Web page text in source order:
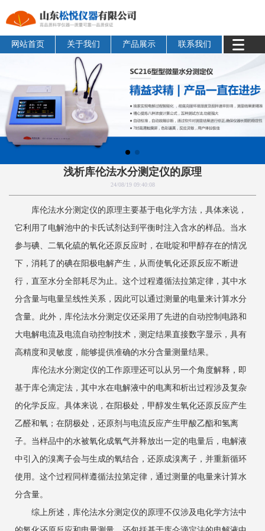
网站首页 关于我们 产品展示 联系我们
浅析库伦法水分测定仪的原理
24/08/19 09:40:08
‌库伦法水分测定仪的原理‌主要基于电化学方法，具体来说，
它利用了电解池中的卡氏试剂达到平衡时注入含水的样品。当水
参与碘、二氧化硫的氧化还原反应时，在吡啶和甲醇存在的情况
下，消耗了的碘在阳极电解产生，从而使氧化还原反应不断进
行，直至水分全部耗尽为止。这个过程遵循法拉第定律，其中水
分含量与电量呈线性关系，因此可以通过测量的电量来计算水分
含量。此外，库伦法水分测定仪还采用了先进的自动控制电路和
大电解电流及电流自动控制技术，测定结果直接数字显示，具有
高精度和灵敏度，能够提供准确的水分含量测量结果‌。
库伦法水分测定仪的工作原理还可以从另一个角度解释，即
基于库仑滴定法，其中水在电解液中的电离和析出过程涉及复杂
的化学反应。具体来说，在阳极处，甲醇发生氧化还原反应产生
乙醛和氧；在阴极处，还原剂与电流反应产生甲酸乙酯和氢离
子。当样品中的水被氧化成氧气并释放出一定的电量后，电解液
中引入的溴离子会与生成的氧结合，还原成溴离子，并重新循环
使用。这个过程同样遵循法拉第定律，通过测量的电量来计算水
分含量‌。
综上所述，库伦法水分测定仪的原理不仅涉及电化学方法中